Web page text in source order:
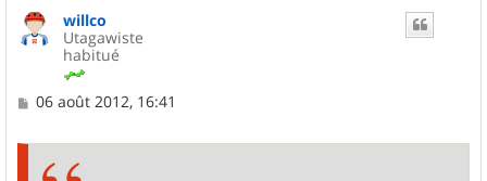
willco
Utagawiste
habitué
M
06 août 2012, 16:41